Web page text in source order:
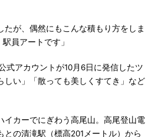
が、偶然にもこんな積もり方をしま
員アートです」
アカウントが10月6日に発信したツ
しい」「散っても美しくすてき」など
カーでにぎわう高尾山。高尾登山電
との清滝駅（標高201メートル）から